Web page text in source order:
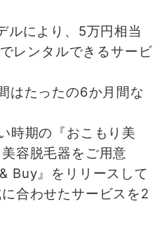
ルにより、5万円相当
レンタルできるサービ
はたったの6か月間な
時期の『おこもり美
容脱毛器をご用意
Buy』をリリースして
合わせたサービスを2